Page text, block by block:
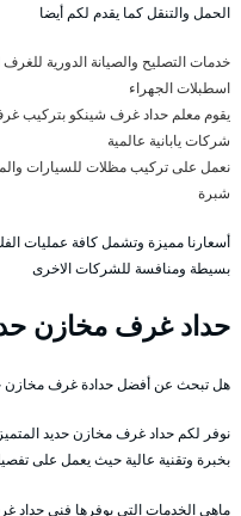
الحمل والتنقل كما يقدم لكم أيضا
خدمات التصليح والصيانة الدورية
اسطبلات الجهراء
يقوم معلم حداد غرف شينكو بتركيب
شركات يابانية عالمية
نعمل على تركيب مظلات للسيارات
شبرة
أسعارنا مميزة وتشمل كافة عمليات
بسيطة ومنافسة للشركات الاخرى
حداد غرف مخازن
هل تبحث عن أفضل حدادة غرف مخازن
نوفر لكم حداد غرف مخازن حديد المتميز
بخبرة وتقنية عالية حيث يعمل على
ماهي الخدمات التي يوفرها فني حداد